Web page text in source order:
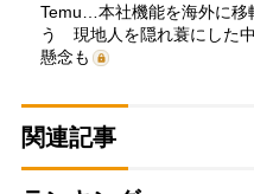
Temu…本社機能を海外に移
う 現地人を隠れ蓑にした
懸念も
関連記事